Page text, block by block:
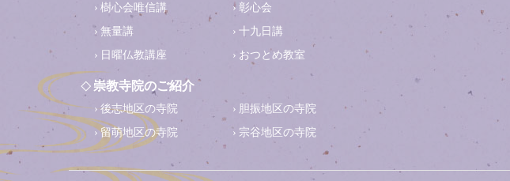
樹心会唯信講
彰心会
無量講
十九日講
日曜仏教講座
おつとめ教室
崇教寺院のご紹介
後志地区の寺院
胆振地区の寺院
留萌地区の寺院
宗谷地区の寺院